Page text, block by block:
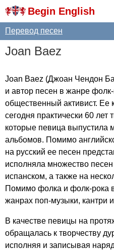
Begin English
Перевод песен
Joan Baez
Joan Baez (Джоан Чендон
и автор песен в жанре
общественный активист. Ее
сегодня практически 60 лет
которые певица выпустила
альбомов. Помимо
на русский ее песен
исполняла множество
испанском, а также на
Помимо фолка и фолк-рока
жанрах поп-музыки, кантри
В качестве певицы на
обращалась к творчеству
исполняя и записывая